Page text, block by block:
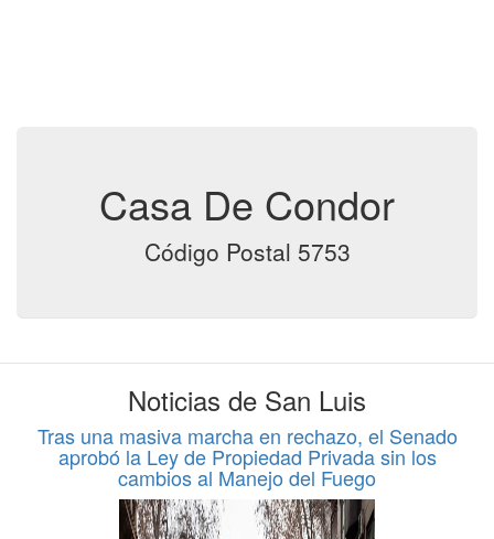
Casa De Condor
Código Postal 5753
Noticias de San Luis
Tras una masiva marcha en rechazo, el Senado
aprobó la Ley de Propiedad Privada sin los
cambios al Manejo del Fuego